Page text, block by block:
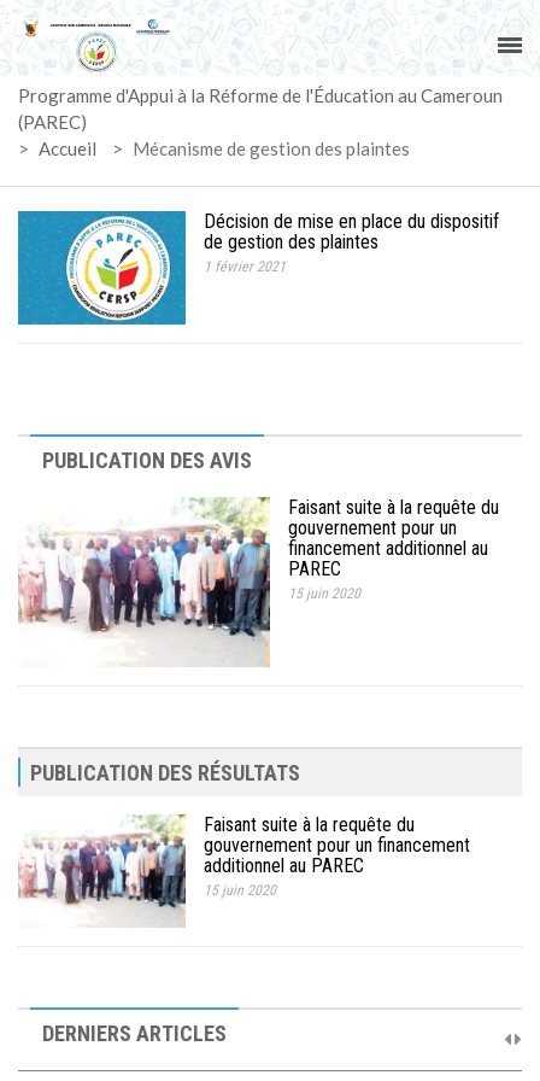
ACCUEIL
PAREC
ACTUALITÉS
ACTIVITÉS
MÉDIA
LANGUES
Programme d'Appui à la Réforme de l'Éducation au Cameroun
(PAREC)
> Accueil > Mécanisme de gestion des plaintes
Décision de mise en place du dispositif
de gestion des plaintes
1 février 2021
PUBLICATION DES AVIS
Faisant suite à la requête du
gouvernement pour un
financement additionnel au
PAREC
15 juin 2020
PUBLICATION DES RÉSULTATS
Faisant suite à la requête du
gouvernement pour un financement
additionnel au PAREC
15 juin 2020
DERNIERS ARTICLES
19 septembre 2025